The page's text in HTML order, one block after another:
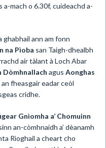
a-mach o 6.30f, cuideachd a-
ann am fonn
na Pìoba san Taigh-dhealbh
air tàlant à Loch Abar
Dòmhnallach agus Aonghas
fheasgair eadar ceòl
cridhe.
Gnìomha a’ Chomuinn
an-còmhnaidh a’ dèanamh
Rìoghail a cheart cho